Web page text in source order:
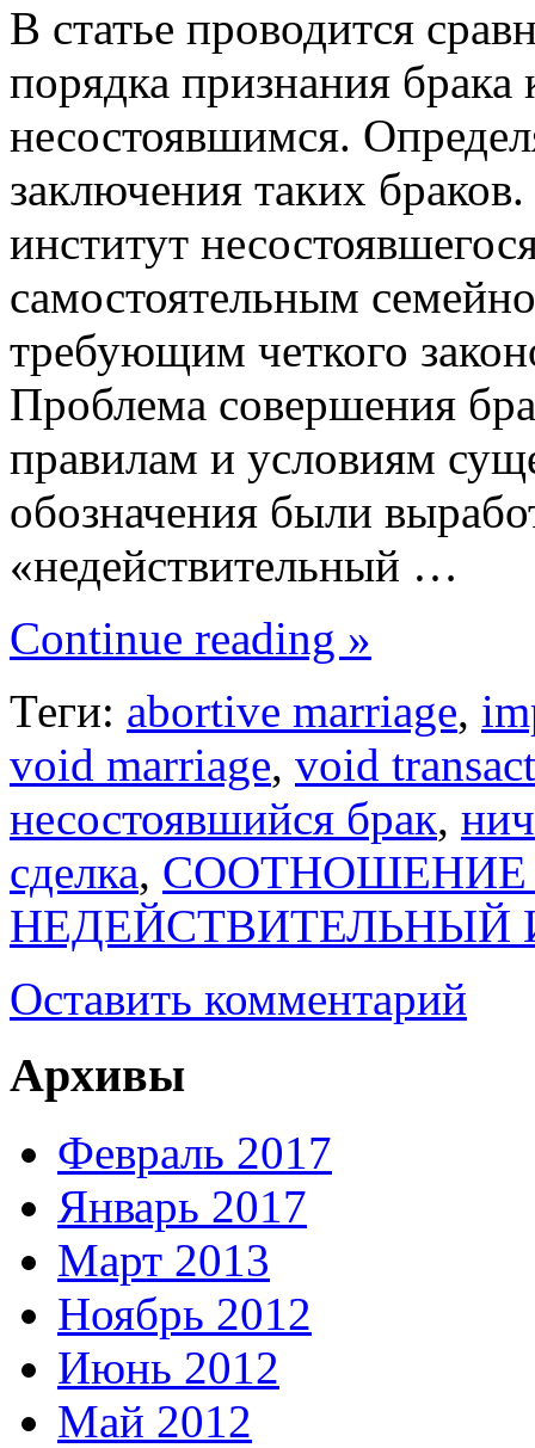
В статье проводится
порядка признания брака
несостоявшимся.
заключения таких
институт
самостоятельным
требующим четкого
Проблема совершения
правилам и условиям
обозначения были
«недействительный …
Continue reading »
Теги: abortive marriage,
void marriage, void
несостоявшийся брак,
сделка,
НЕДЕЙСТВИТЕЛЬНЫЙ
Оставить комментарий
Архивы
Февраль 2017
Январь 2017
Март 2013
Ноябрь 2012
Июнь 2012
Май 2012